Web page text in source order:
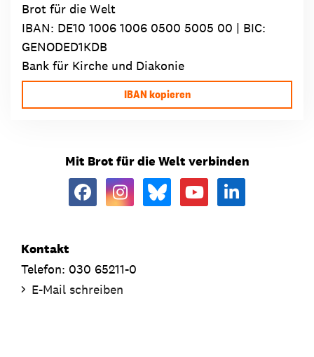
Brot für die Welt
IBAN: DE10 1006 1006 0500 5005 00 | BIC:
GENODED1KDB
Bank für Kirche und Diakonie
IBAN kopieren
Mit Brot für die Welt verbinden
Kontakt
Telefon: 030 65211-0
E-Mail schreiben